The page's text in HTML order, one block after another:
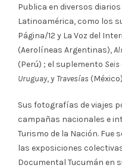
Publica en diversos
Latinoamérica, como los
Página/12 y La Voz del
(Aerolíneas Argentinas),
(Perú) ; el suplemento Seis
Uruguay, yTravesías
Sus fotografías de viajes
campañas nacionales e
Turismo de la Nación.
las exposiciones
Documental Tucumán en